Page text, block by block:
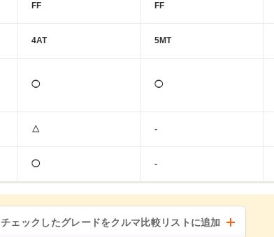
FF FF
4AT 5MT
◯ ◯
△ -
◯ -
チェックしたグレードをクルマ比較リストに追加